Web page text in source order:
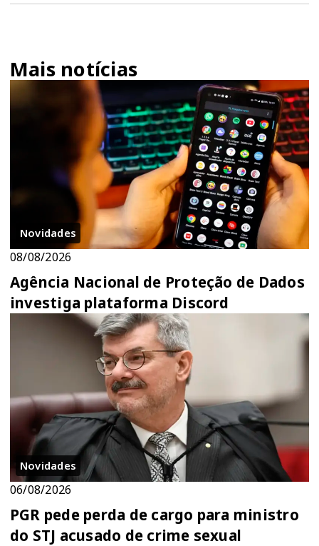
Mais notícias
Novidades
08/08/2026
Agência Nacional de Proteção de Dados
investiga plataforma Discord
Novidades
06/08/2026
PGR pede perda de cargo para ministro
do STJ acusado de crime sexual